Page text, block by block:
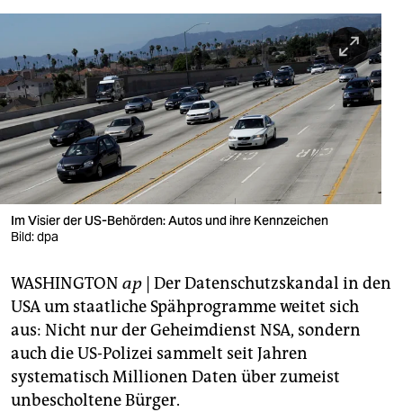
sport
berlin
nord
wahrheit
verlag
verlag
shop
fragen & hilfe
unterstützen
abo
Im Visier der US-Behörden: Autos und ihre Kennzeichen
Bild: dpa
WASHINGTON ap | Der Datenschutzskandal in den
USA um staatliche Spähprogramme weitet sich
aus: Nicht nur der Geheimdienst NSA, sondern
auch die US-Polizei sammelt seit Jahren
systematisch Millionen Daten über zumeist
unbescholtene Bürger.